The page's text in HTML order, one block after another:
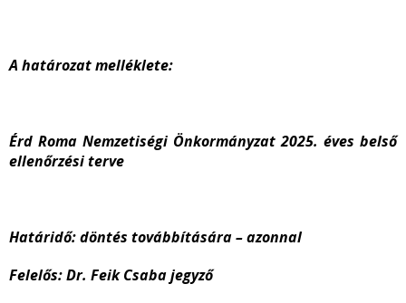
A határozat melléklete:
Érd Roma Nemzetiségi Önkormányzat 2025. éves belső
ellenőrzési terve
Határidő: döntés továbbítására – azonnal
Felelős: Dr. Feik Csaba jegyző